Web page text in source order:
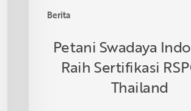
Berita
Petani Swadaya
Raih Sertifikasi
Thailand